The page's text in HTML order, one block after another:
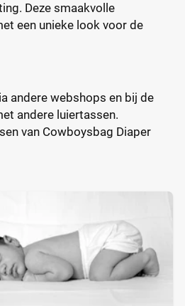
Deze smaakvolle
een unieke look voor de
andere webshops en bij de
andere luiertassen.
van Cowboysbag Diaper